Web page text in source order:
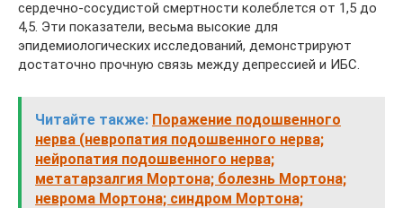
сердечно-сосудистой смертности колеблется от 1,5 до
4,5. Эти показатели, весьма высокие для
эпидемиологических исследований, демонстрируют
достаточно прочную связь между депрессией и ИБС.
Читайте также: Поражение подошвенного
нерва (невропатия подошвенного нерва;
нейропатия подошвенного нерва;
метатарзалгия Мортона; болезнь Мортона;
неврома Мортона; синдром Мортона;